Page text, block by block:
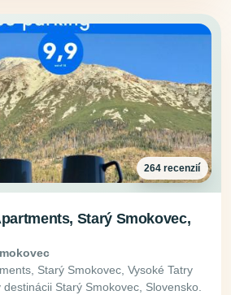
264 recenzií
Starý Smokovec,
Starý Smokovec, Vysoké Tatry
Starý Smokovec, Slovensko.